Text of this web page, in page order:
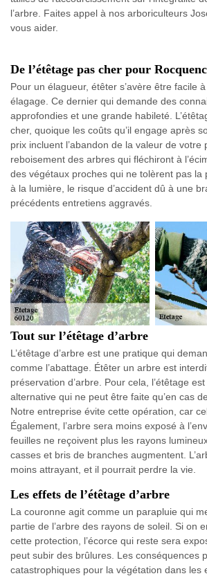
l’arbre. Faites appel à nos arboriculteurs
vous aider.
De l’étêtage pas cher pour
Pour un élagueur, étêter s’avère être facile
élagage. Ce dernier qui demande des
approfondies et une grande habileté.
cher, quoique les coûts qu’il engage après
prix incluent l’abandon de la valeur de votre
reboisement des arbres qui fléchiront à
des végétaux proches qui ne tolèrent pas la
à la lumière, le risque d’accident dû à une
précédents entretiens aggravés.
Tout sur l’étêtage d’arbre
L’étêtage d’arbre est une pratique qui
comme l’abattage. Étêter un arbre est
préservation d’arbre. Pour cela, l’étêtage
alternative qui ne peut être faite qu’en cas
Notre entreprise évite cette opération, car
Également, l’arbre sera moins exposé à
feuilles ne reçoivent plus les rayons
casses et bris de branches augmentent.
moins attrayant, et il pourrait perdre la vie.
Les effets de l’étêtage d’arbre
La couronne agit comme un parapluie qui
partie de l’arbre des rayons de soleil. Si on
cette protection, l’écorce qui reste sera
peut subir des brûlures. Les conséquences
catastrophiques pour la végétation dans les